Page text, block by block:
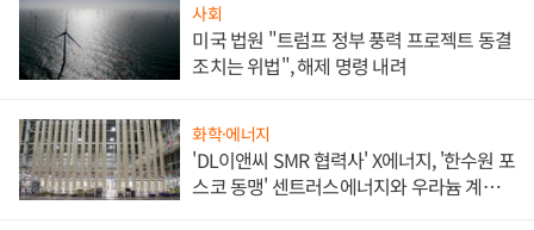
사회
미국 법원 "트럼프 정부 풍력 프로젝트 동결
조치는 위법", 해제 명령 내려
화학·에너지
'DL이앤씨 SMR 협력사' X에너지, '한수원 포
스코 동맹' 센트러스에너지와 우라늄 계약